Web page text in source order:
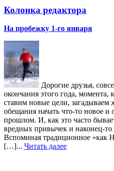
Колонка редактора
На пробежку 1-го января
Дорогие друзья,
окончания этого года, момента,
ставим новые цели, загадываем
обещания начать что-то новое и
прошлом. И, как это часто
вредных привычек и наконец-то
Вспоминая традиционное «как
[…]... Читать далее